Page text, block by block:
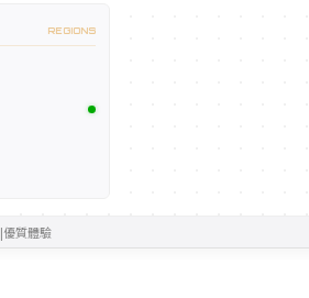
REGIONS
|優質體驗